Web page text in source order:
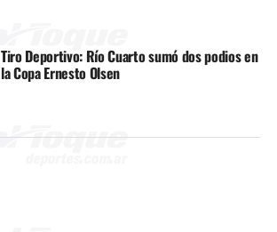
Tiro Deportivo: Río Cuarto sumó dos podios en
la Copa Ernesto Olsen